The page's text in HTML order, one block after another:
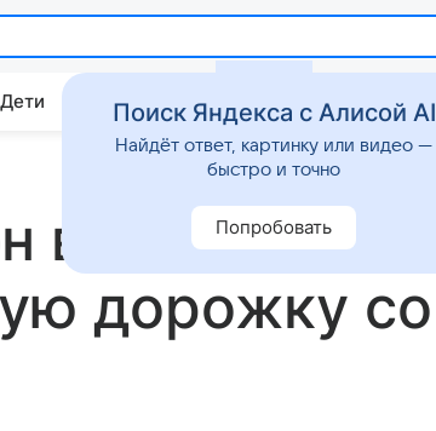
Дом Гороскопы Стиль жизни
впервые за
дорожку со
Поиск Яндекса с Алисой AI
Найдёт ответ, картинку или видео —
быстро и точно
Попробовать